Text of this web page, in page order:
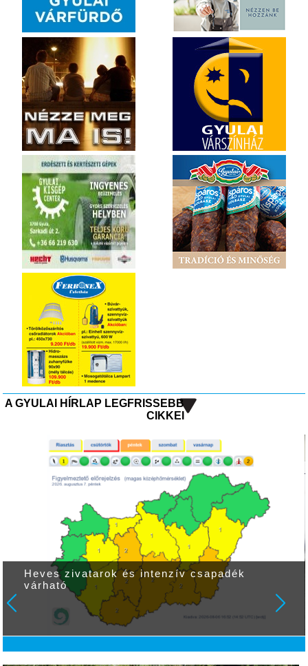
A GYULAI HÍRLAP LEGFRISSEBB
CIKKEI
Heves zivatarok és intenzív csapadék
várható